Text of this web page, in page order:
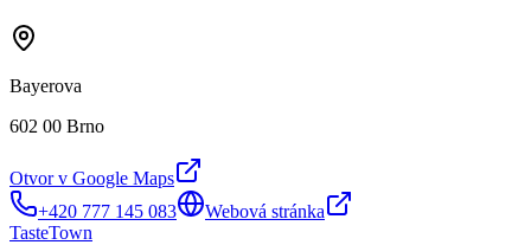
Bayerova
602 00 Brno
Otvor v Google Maps
+420 777 145 083
Webová stránka
TasteTown